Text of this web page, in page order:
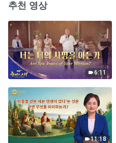
추천 영상
6:11
11:18